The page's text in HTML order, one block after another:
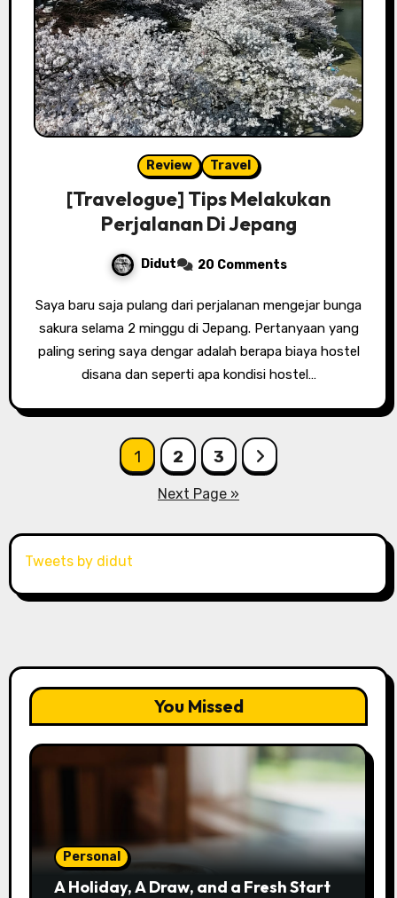
Review Travel
[Travelogue] Tips Melakukan
Perjalanan Di Jepang
Didut 20 Comments
Saya baru saja pulang dari perjalanan mengejar bunga
sakura selama 2 minggu di Jepang. Pertanyaan yang
paling sering saya dengar adalah berapa biaya hostel
disana dan seperti apa kondisi hostel…
1 2 3
Next Page »
Tweets by didut
You Missed
Personal
A Holiday, A Draw, and a Fresh Start